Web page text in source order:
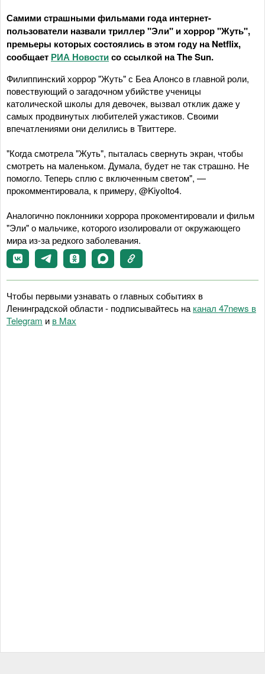
Самими страшными фильмами года интернет-
пользователи назвали триллер "Эли" и хоррор "Жуть",
премьеры которых состоялись в этом году на Netflix,
сообщает РИА Новостисо ссылкой на The Sun.
Филиппинский хоррор "Жуть" с Беа Алонсо в главной роли,
повествующий о загадочном убийстве ученицы
католической школы для девочек, вызвал отклик даже у
самых продвинутых любителей ужастиков. Своими
впечатлениями они делились в Твиттере.
"Когда смотрела "Жуть", пыталась свернуть экран, чтобы
смотреть на маленьком. Думала, будет не так страшно. Не
помогло. Теперь сплю с включенным светом", —
прокомментировала, к примеру, @KiyoIto4.
Аналогично поклонники хоррора прокоментировали и фильм
"Эли" о мальчике, которого изолировали от окружающего
мира из-за редкого заболевания.
Чтобы первыми узнавать о главных событиях в
Ленинградской области - подписывайтесь на канал 47news в
Telegram и в Maх